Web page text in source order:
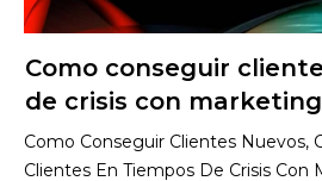
Como conseguir
de crisis con
Como Conseguir Clientes Nuevos,
Clientes En Tiempos De Crisis Con